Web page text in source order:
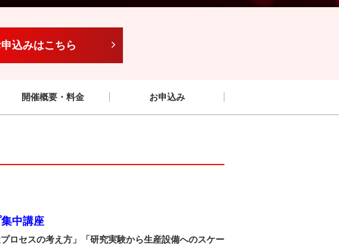
込みはこちら
開催概要・料金 お申込み
中講座
ロセスの考え方」「研究実験から生産設備へのスケー